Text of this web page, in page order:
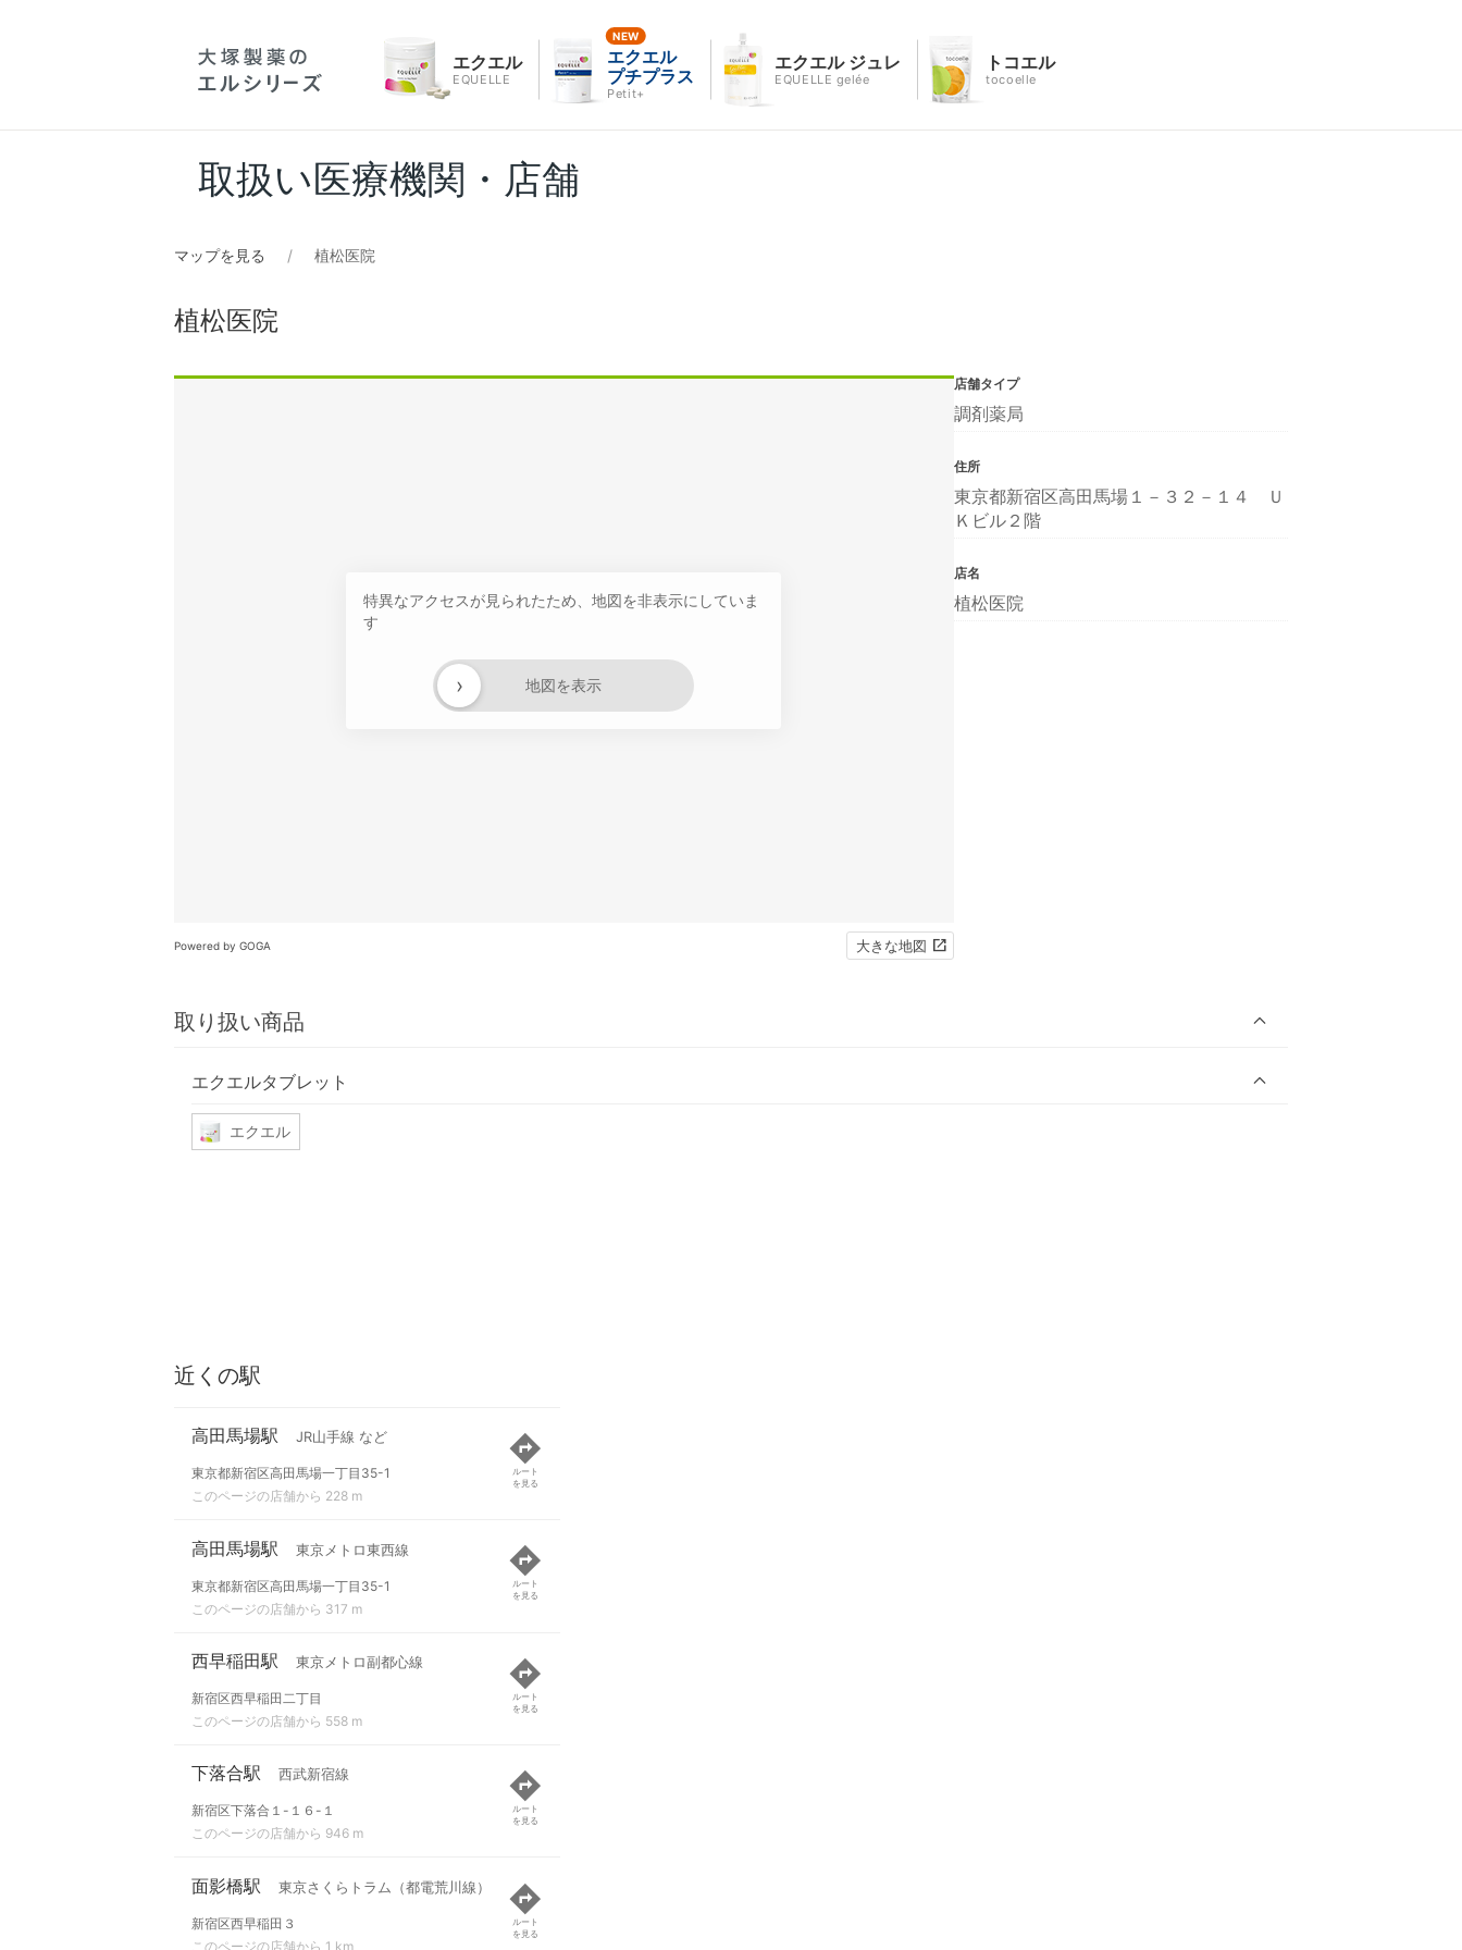
エクエル
EQUELLE
エクエル
プチプラス
Petit+
エクエル ジュレ
EQUELLE gelée
トコエル
tocoelle
取扱い医療機関・店舗
マップを見る 植松医院
植松医院
特異なアクセスが見られたため、地図を非表示にしていま
す
地図を表示
›
Powered by GOGA 大きな地図
取り扱い商品
エクエルタブレット
エクエル
店舗タイプ
調剤薬局
住所
東京都新宿区高田馬場１－３２－１４ Ｕ
Ｋビル２階
店名
植松医院
近くの駅
高田馬場駅 JR山手線 など
東京都新宿区高田馬場一丁目35-1
このページの店舗から 228 m
ルート
を見る
高田馬場駅 東京メトロ東西線
東京都新宿区高田馬場一丁目35-1
このページの店舗から 317 m
ルート
を見る
西早稲田駅 東京メトロ副都心線
新宿区西早稲田二丁目
このページの店舗から 558 m
ルート
を見る
下落合駅 西武新宿線
新宿区下落合１-１６-１
このページの店舗から 946 m
ルート
を見る
面影橋駅 東京さくらトラム（都電荒川線）
新宿区西早稲田３
このページの店舗から 1 km
ルート
を見る